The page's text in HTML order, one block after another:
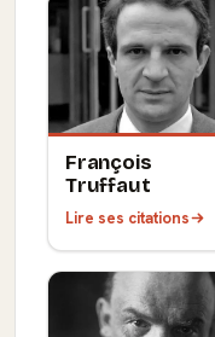
François
Truffaut
Lire ses citations